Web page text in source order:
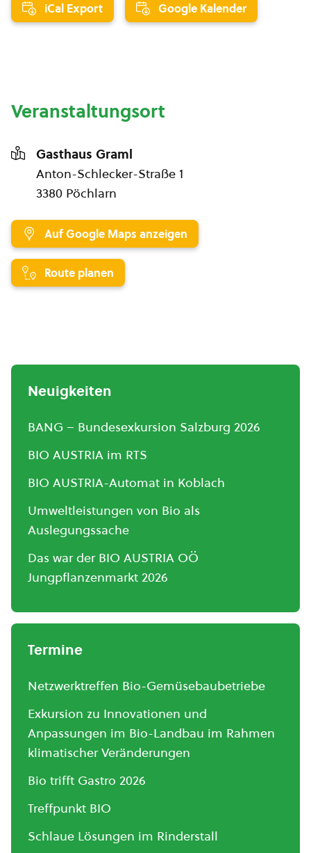
iCal Export Google Kalender
Veranstaltungsort
Gasthaus Graml
Anton-Schlecker-Straße 1
3380 Pöchlarn
Auf Google Maps anzeigen
Route planen
Neuigkeiten
BANG – Bundesexkursion Salzburg 2026
BIO AUSTRIA im RTS
BIO AUSTRIA-Automat in Koblach
Umweltleistungen von Bio als
Auslegungssache
Das war der BIO AUSTRIA OÖ
Jungpflanzenmarkt 2026
Termine
Netzwerktreffen Bio-Gemüsebaubetriebe
Exkursion zu Innovationen und
Anpassungen im Bio-Landbau im Rahmen
klimatischer Veränderungen
Bio trifft Gastro 2026
Treffpunkt BIO
Schlaue Lösungen im Rinderstall